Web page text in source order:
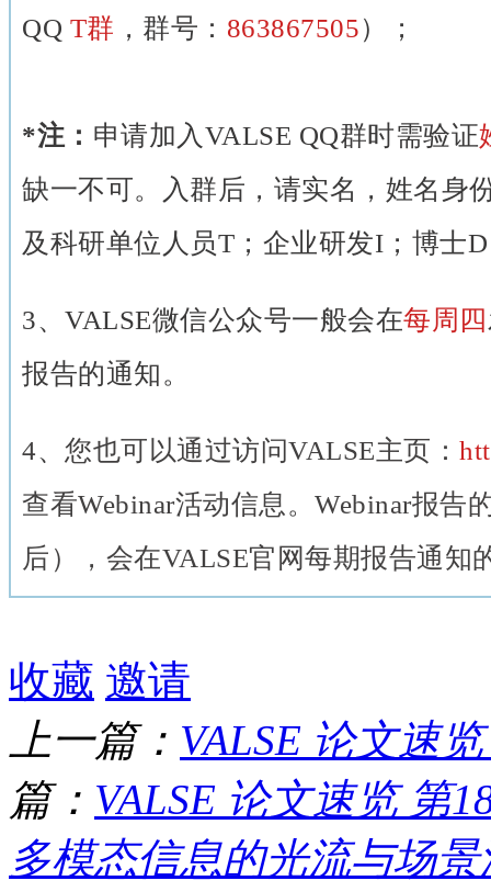
QQ T群 ，群号： 863867505）；
*注： 申请加入VALSE QQ群时需验证
缺一不可。入群后，请实名，姓名身
及科研单位人员T；企业研发I；博士
3、VALSE微信公众号一般会在每周四
报告的通知。
4、 您也可以通过访问VALSE主页：
查看Webinar活动信息。Webinar报告
后），会在VALSE官网每期报告通知
收藏 邀请
上一篇： VALSE 论文速
篇： VALSE 论文速览 第
多模态信息的光流与场